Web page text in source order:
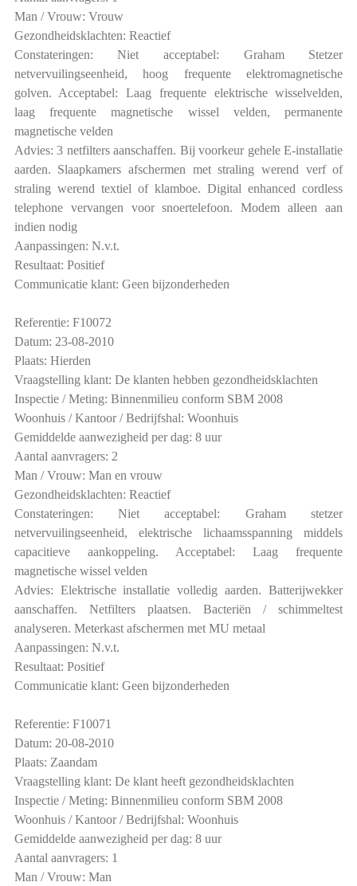
Man / Vrouw: Vrouw
Gezondheidsklachten: Reactief
Constateringen: Niet acceptabel: Graham Stetzer
netvervuilingseenheid, hoog frequente elektromagnetische
golven. Acceptabel: Laag frequente elektrische wisselvelden,
laag frequente magnetische wissel velden, permanente
magnetische velden
Advies: 3 netfilters aanschaffen. Bij voorkeur gehele E-installatie
aarden. Slaapkamers afschermen met straling werend verf of
straling werend textiel of klamboe. Digital enhanced cordless
telephone vervangen voor snoertelefoon. Modem alleen aan
indien nodig
Aanpassingen: N.v.t.
Resultaat: Positief
Communicatie klant: Geen bijzonderheden
Referentie: F10072
Datum: 23-08-2010
Plaats: Hierden
Vraagstelling klant: De klanten hebben gezondheidsklachten
Inspectie / Meting: Binnenmilieu conform SBM 2008
Woonhuis / Kantoor / Bedrijfshal: Woonhuis
Gemiddelde aanwezigheid per dag: 8 uur
Aantal aanvragers: 2
Man / Vrouw: Man en vrouw
Gezondheidsklachten: Reactief
Constateringen: Niet acceptabel: Graham stetzer
netvervuilingseenheid, elektrische lichaamsspanning middels
capacitieve aankoppeling. Acceptabel: Laag frequente
magnetische wissel velden
Advies: Elektrische installatie volledig aarden. Batterijwekker
aanschaffen. Netfilters plaatsen. Bacteriën / schimmeltest
analyseren. Meterkast afschermen met MU metaal
Aanpassingen: N.v.t.
Resultaat: Positief
Communicatie klant: Geen bijzonderheden
Referentie: F10071
Datum: 20-08-2010
Plaats: Zaandam
Vraagstelling klant: De klant heeft gezondheidsklachten
Inspectie / Meting: Binnenmilieu conform SBM 2008
Woonhuis / Kantoor / Bedrijfshal: Woonhuis
Gemiddelde aanwezigheid per dag: 8 uur
Aantal aanvragers: 1
Man / Vrouw: Man